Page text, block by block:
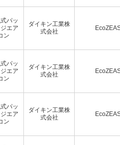
パッ
エア
ン
ダイキン工業株
式会社
パッ
エア
ン
ダイキン工業株
式会社
パッ
エア
ン
ダイキン工業株
式会社